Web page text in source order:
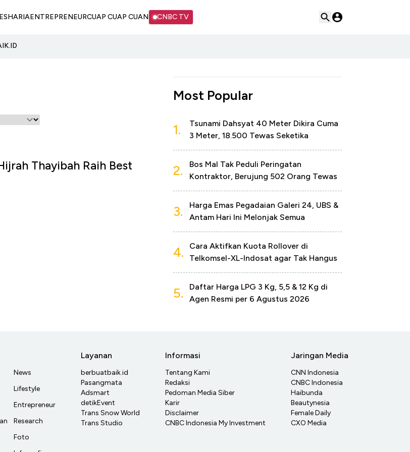
SHARIAENTREPRENEURCUAP CUAP CUAN CNBC TV
Thayibah Raih Best
Most Popular
1.
Tsunami Dahsyat 40 Meter Dikira Cuma
3 Meter, 18.500 Tewas Seketika
2.
Bos Mal Tak Peduli Peringatan
Kontraktor, Berujung 502 Orang Tewas
3.
Harga Emas Pegadaian Galeri 24, UBS &
Antam Hari Ini Melonjak Semua
4.
Cara Aktifkan Kuota Rollover di
Telkomsel-XL-Indosat agar Tak Hangus
5.
Daftar Harga LPG 3 Kg, 5,5 & 12 Kg di
Agen Resmi per 6 Agustus 2026
News
Lifestyle
Entrepreneur
Research
Foto
Layanan
berbuatbaik.id
Pasangmata
Adsmart
detikEvent
Trans Snow World
Trans Studio
Informasi
Tentang Kami
Redaksi
Pedoman Media Siber
Karir
Disclaimer
CNBC Indonesia My Investment
Jaringan Media
CNN Indonesia
CNBC Indonesia
Haibunda
Beautynesia
Female Daily
CXO Media